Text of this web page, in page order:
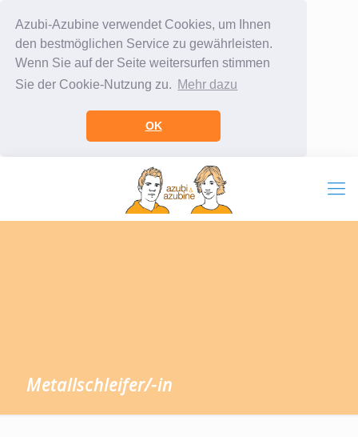
Azubi-Azubine verwendet Cookies, um Ihnen
den bestmöglichen Service zu gewährleisten.
Wenn Sie auf der Seite weitersurfen stimmen
Sie der Cookie-Nutzung zu. Mehr dazu
OK
Metallschleifer/-in